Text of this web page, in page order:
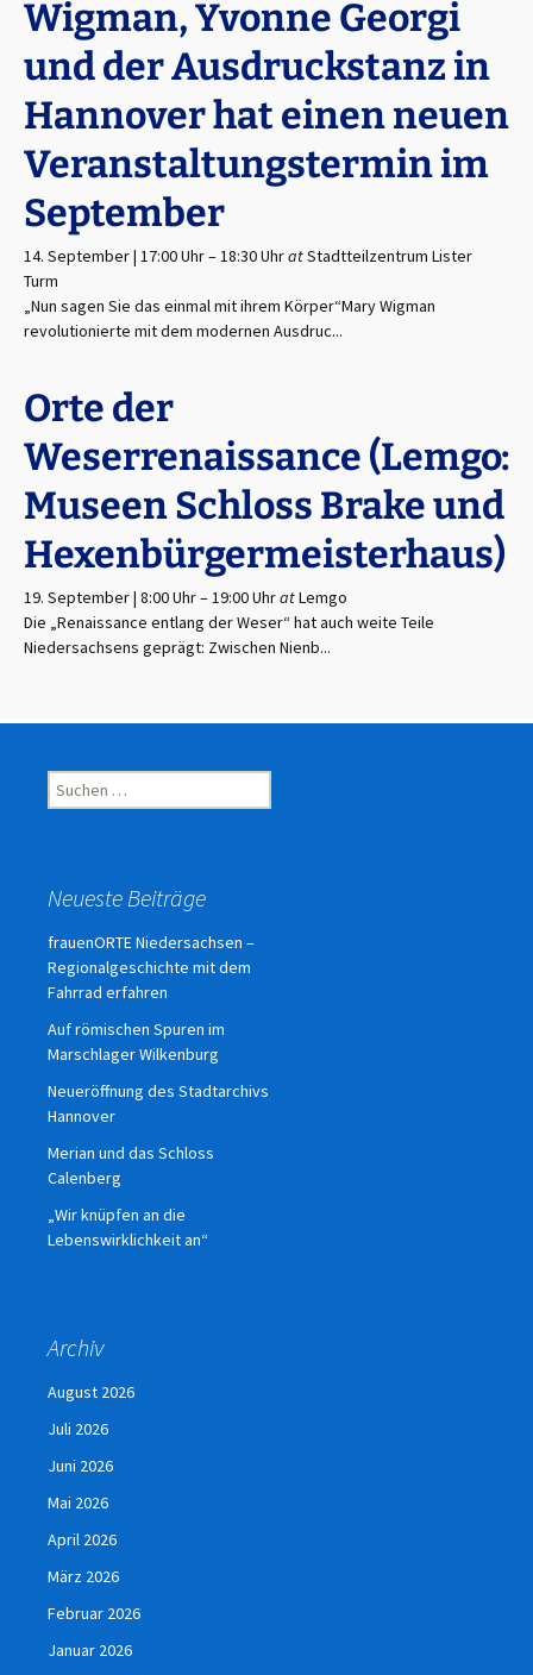
Wigman, Yvonne Georgi
und der Ausdruckstanz in
Hannover hat einen neuen
Veranstaltungstermin im
September
14. September | 17:00 Uhr–18:30 UhratStadtteilzentrum Lister
Turm
„Nun sagen Sie das einmal mit ihrem Körper“Mary Wigman
revolutionierte mit dem modernen Ausdruc...
Orte der
Weserrenaissance (Lemgo:
Museen Schloss Brake und
Hexenbürgermeisterhaus)
19. September | 8:00 Uhr–19:00 UhratLemgo
Die „Renaissance entlang der Weser“ hat auch weite Teile
Niedersachsens geprägt: Zwischen Nienb...
Suchen
nach:
Neueste Beiträge
frauenORTE Niedersachsen –
Regionalgeschichte mit dem
Fahrrad erfahren
Auf römischen Spuren im
Marschlager Wilkenburg
Neueröffnung des Stadtarchivs
Hannover
Merian und das Schloss
Calenberg
„Wir knüpfen an die
Lebenswirklichkeit an“
Archiv
August 2026
Juli 2026
Juni 2026
Mai 2026
April 2026
März 2026
Februar 2026
Januar 2026